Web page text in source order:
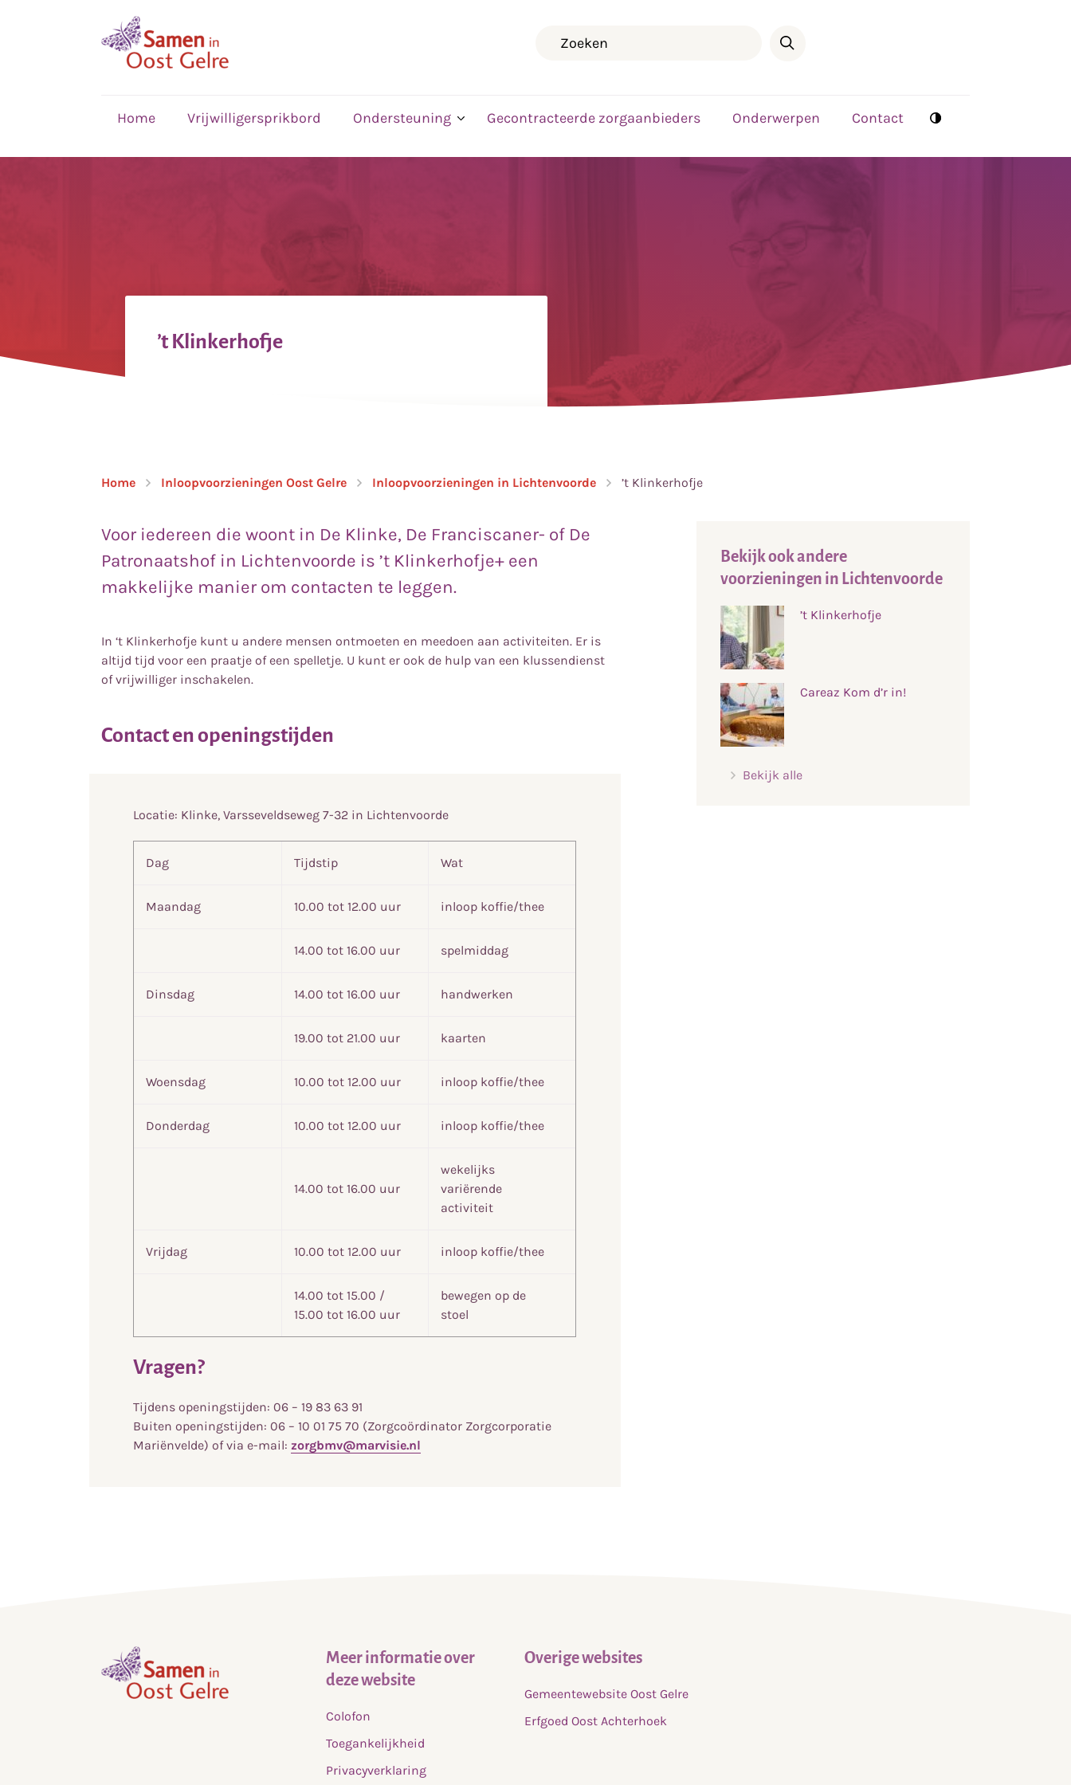
Home Vrijwilligersprikbord Ondersteuning Gecontracteerde zorgaanbieders Onderwerpen Contact
’t Klinkerhofje
Home Inloopvoorzieningen Oost Gelre Inloopvoorzieningen in Lichtenvoorde ’t Klinkerhofje
Voor iedereen die woont in De Klinke, De Franciscaner- of De
Patronaatshof in Lichtenvoorde is ’t Klinkerhofje+ een
makkelijke manier om contacten te leggen.
In ‘t Klinkerhofje kunt u andere mensen ontmoeten en meedoen aan activiteiten. Er is
altijd tijd voor een praatje of een spelletje. U kunt er ook de hulp van een klussendienst
of vrijwilliger inschakelen.
Contact en openingstijden
Locatie: Klinke, Varsseveldseweg 7-32 in Lichtenvoorde
Dag Tijdstip Wat
Maandag 10.00 tot 12.00 uur inloop koffie/thee
14.00 tot 16.00 uur spelmiddag
Dinsdag 14.00 tot 16.00 uur handwerken
19.00 tot 21.00 uur kaarten
Woensdag 10.00 tot 12.00 uur inloop koffie/thee
Donderdag 10.00 tot 12.00 uur inloop koffie/thee
14.00 tot 16.00 uur
wekelijks
variërende
activiteit
Vrijdag 10.00 tot 12.00 uur inloop koffie/thee
14.00 tot 15.00 /
15.00 tot 16.00 uur
bewegen op de
stoel
Vragen?
Tijdens openingstijden: 06 – 19 83 63 91
Buiten openingstijden: 06 – 10 01 75 70 (Zorgcoördinator Zorgcorporatie
Mariënvelde) of via e-mail: zorgbmv@marvisie.nl
Bekijk ook andere
voorzieningen in Lichtenvoorde
’t Klinkerhofje
Careaz Kom d’r in!
Bekijk alle
Meer informatie over
deze website
Colofon
Toegankelijkheid
Privacyverklaring
Overige websites
Gemeentewebsite Oost Gelre
Erfgoed Oost Achterhoek